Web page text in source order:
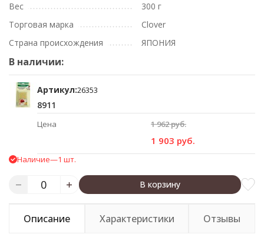
Вес
300 г
Торговая марка
Clover
Страна происхождения
ЯПОНИЯ
В наличии:
Артикул:26353
8911
Цена 1 962 руб.
1 903 руб.
Наличие—1 шт.
В корзину
Описание Характеристики Отзывы